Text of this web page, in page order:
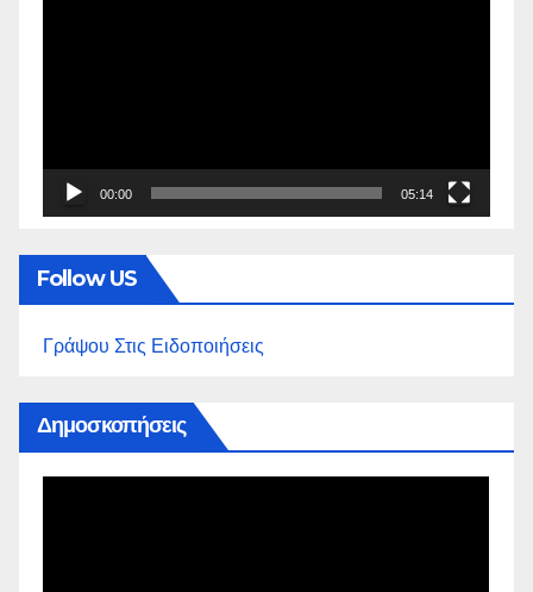
00:00 05:14
Follow US
Γράψου Στις Ειδοποιήσεις
Δημοσκοπήσεις